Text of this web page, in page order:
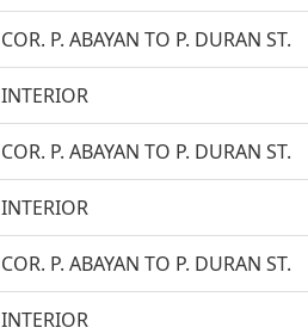
COR. P. ABAYAN TO P. DURAN ST.
INTERIOR
COR. P. ABAYAN TO P. DURAN ST.
INTERIOR
COR. P. ABAYAN TO P. DURAN ST.
INTERIOR